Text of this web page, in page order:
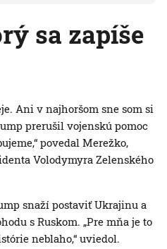
sa zapíše
Ani v najhoršom sne som si
prerušil vojenskú pomoc
povedal Merežko,
Volodymyra Zelenského
snaží postaviť Ukrajinu a
s Ruskom. „Pre mňa je to
neblaho,“ uviedol.